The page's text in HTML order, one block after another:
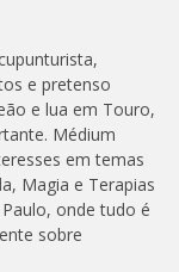
e pretenso
e lua em Touro,
Médium
em temas
Magia e Terapias
onde tudo é
sobre